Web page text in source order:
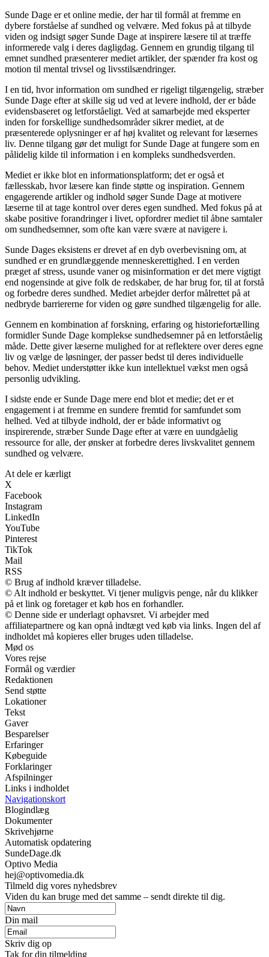
Sunde Dage er et online medie, der har til formål at fremme en
dybere forståelse af sundhed og velvære. Med fokus på at tilbyde
viden og indsigt søger Sunde Dage at inspirere læsere til at træffe
informerede valg i deres dagligdag. Gennem en grundig tilgang til
emnet sundhed præsenterer mediet artikler, der spænder fra kost og
motion til mental trivsel og livsstilsændringer.
I en tid, hvor information om sundhed er rigeligt tilgængelig, stræber
Sunde Dage efter at skille sig ud ved at levere indhold, der er både
evidensbaseret og letforståeligt. Ved at samarbejde med eksperter
inden for forskellige sundhedsområder sikrer mediet, at de
præsenterede oplysninger er af høj kvalitet og relevant for læsernes
liv. Denne tilgang gør det muligt for Sunde Dage at fungere som en
pålidelig kilde til information i en kompleks sundhedsverden.
Mediet er ikke blot en informationsplatform; det er også et
fællesskab, hvor læsere kan finde støtte og inspiration. Gennem
engagerende artikler og indhold søger Sunde Dage at motivere
læserne til at tage kontrol over deres egen sundhed. Med fokus på at
skabe positive forandringer i livet, opfordrer mediet til åbne samtaler
om sundhedsemner, som ofte kan være svære at navigere i.
Sunde Dages eksistens er drevet af en dyb overbevisning om, at
sundhed er en grundlæggende menneskerettighed. I en verden
præget af stress, usunde vaner og misinformation er det mere vigtigt
end nogensinde at give folk de redskaber, de har brug for, til at forstå
og forbedre deres sundhed. Mediet arbejder derfor målrettet på at
nedbryde barriererne for viden og gøre sundhed tilgængelig for alle.
Gennem en kombination af forskning, erfaring og historiefortælling
formidler Sunde Dage komplekse sundhedsemner på en letforståelig
måde. Dette giver læserne mulighed for at reflektere over deres egne
liv og vælge de løsninger, der passer bedst til deres individuelle
behov. Mediet understøtter ikke kun intellektuel vækst men også
personlig udvikling.
I sidste ende er Sunde Dage mere end blot et medie; det er et
engagement i at fremme en sundere fremtid for samfundet som
helhed. Ved at tilbyde indhold, der er både informativt og
inspirerende, stræber Sunde Dage efter at være en uundgåelig
ressource for alle, der ønsker at forbedre deres livskvalitet gennem
sundhed og velvære.
At dele er kærligt
X
Facebook
Instagram
LinkedIn
YouTube
Pinterest
TikTok
Mail
RSS
© Brug af indhold kræver tilladelse.
© Alt indhold er beskyttet. Vi tjener muligvis penge, når du klikker
på et link og foretager et køb hos en forhandler.
© Denne side er underlagt ophavsret. Vi arbejder med
affiliatepartnere og kan opnå indtægt ved køb via links. Ingen del af
indholdet må kopieres eller bruges uden tilladelse.
Mød os
Vores rejse
Formål og værdier
Redaktionen
Send støtte
Lokationer
Tekst
Gaver
Besparelser
Erfaringer
Købeguide
Forklaringer
Afspilninger
Links i indholdet
Navigationskort
Blogindlæg
Dokumenter
Skrivehjørne
Automatisk opdatering
SundeDage.dk
Optivo Media
hej@optivomedia.dk
Tilmeld dig vores nyhedsbrev
Viden du kan bruge med det samme – sendt direkte til dig.
Din mail
Skriv dig op
Tak for din tilmelding